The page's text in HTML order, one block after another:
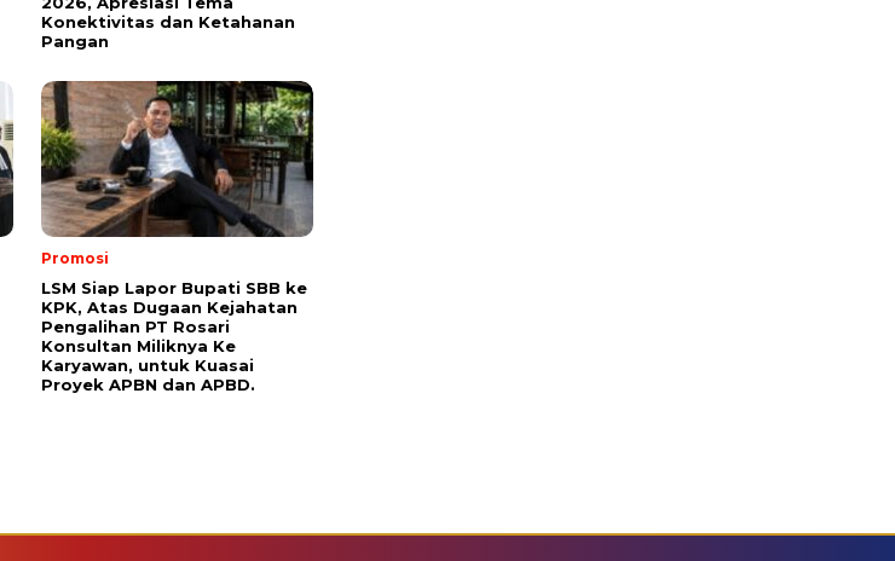
Konektivitas dan Ketahanan
Pangan
Promosi
LSM Siap Lapor Bupati SBB ke
KPK, Atas Dugaan Kejahatan
Pengalihan PT Rosari
Konsultan Miliknya Ke
Karyawan, untuk Kuasai
Proyek APBN dan APBD.